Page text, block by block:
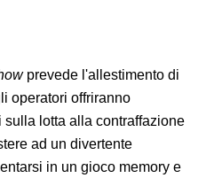
prevede l'allestimento di
operatori offriranno
lotta alla contraffazione
ad un divertente
in un gioco memory e